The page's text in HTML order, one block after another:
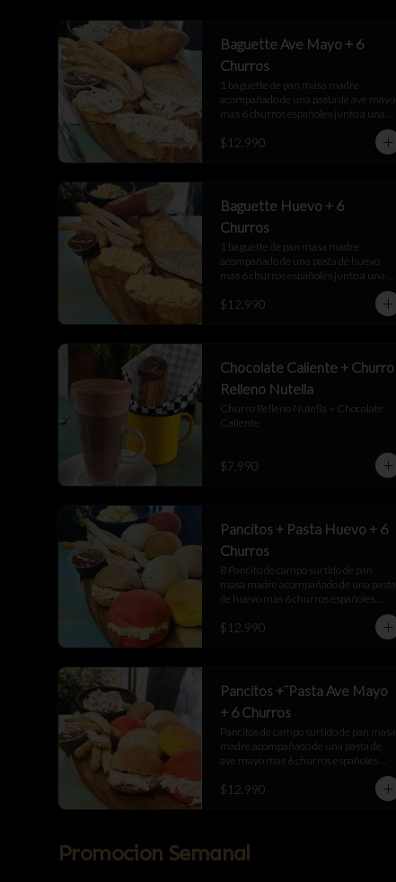
Baguette Ave Mayo + 6
Churros
1 baguette de pan masa madre
acompañado de una pasta de ave mayo
mas 6 churros españoles junto a una
$12.990
Baguette Huevo + 6
Churros
1 baguette de pan masa madre
acompañado de una pasta de huevo
mas 6 churros españoles junto a una
$12.990
Chocolate Caliente + Churro
Relleno Nutella
Churro Relleno Nutella + Chocolate
Caliente
$7.990
Pancitos + Pasta Huevo + 6
Churros
8 Pancito de campo surtido de pan
masa madre acompañado de una pasta
de huevo mas 6 churros españoles
$12.990
Pancitos +¨Pasta Ave Mayo
+ 6 Churros
Pancitos de campo surtido de pan masa
madre acompañado de una pasta de
ave mayo mas 6 churros españoles
$12.990
Promocion Semanal